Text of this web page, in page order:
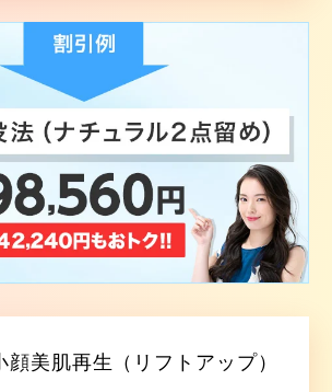
顔美肌再生（リフトアップ）